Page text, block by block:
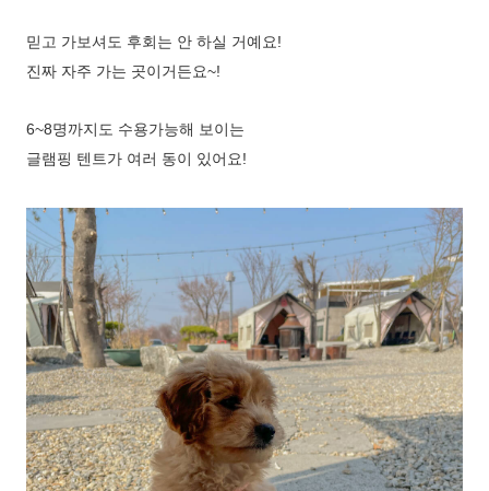
믿고 가보셔도 후회는 안 하실 거예요!
진짜 자주 가는 곳이거든요~!
6~8명까지도 수용가능해 보이는
글램핑 텐트가 여러 동이 있어요!